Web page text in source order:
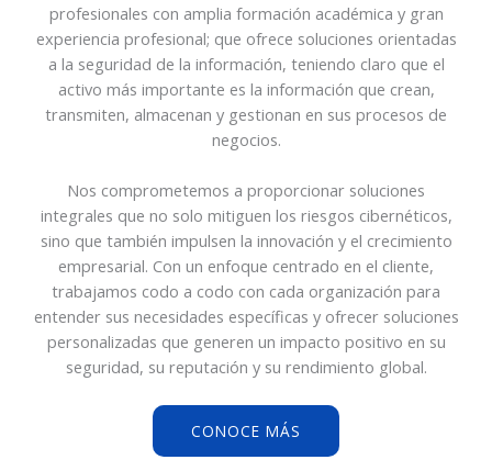
profesionales con amplia formación académica y gran
experiencia profesional; que ofrece soluciones orientadas
a la seguridad de la información, teniendo claro que el
activo más importante es la información que crean,
transmiten, almacenan y gestionan en sus procesos de
negocios.
Nos comprometemos a proporcionar soluciones
integrales que no solo mitiguen los riesgos cibernéticos,
sino que también impulsen la innovación y el crecimiento
empresarial. Con un enfoque centrado en el cliente,
trabajamos codo a codo con cada organización para
entender sus necesidades específicas y ofrecer soluciones
personalizadas que generen un impacto positivo en su
seguridad, su reputación y su rendimiento global.
CONOCE MÁS